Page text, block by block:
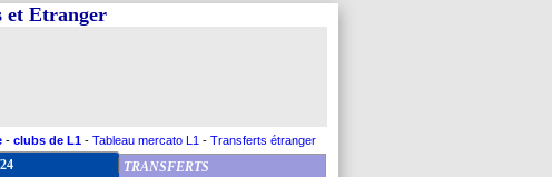
et Etranger
- clubs de L1 - Tableau mercato L1 - Transferts étranger
TRANSFERTS
Lille, les compos
Monaco, les compos
FFF apporte son soutien à la DNCG
Muani, accord avec la Juve !